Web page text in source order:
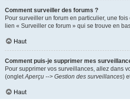
Comment surveiller des forums ?
Pour surveiller un forum en particulier, une
lien « Surveiller ce forum » qui se trouve en
Haut
Comment puis-je supprimer mes
Pour supprimer vos surveillances, allez dans
(ongletAperçu --> Gestion des surveillances)
Haut